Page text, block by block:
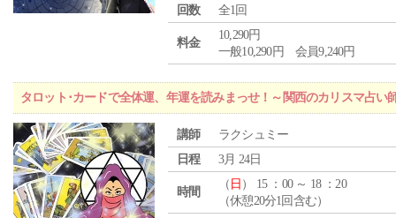
回数 全1回
料金
10,290円
一般10,290円 会員9,240円
タロット･カードで全体運、年運を読みまっせ！～関西のカリスマ占い
講師
ラクシュミー
日程
3月 24日
時間
（ 日 ） 15 ：00 ～ 18 ：20
（休憩20分1回含む）